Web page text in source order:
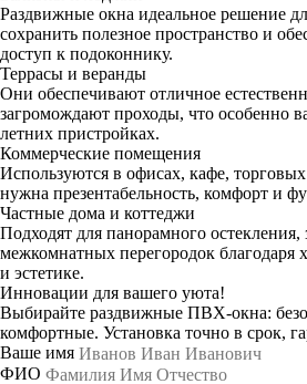
Раздвижные окна идеальное решение
сохранить полезное пространство и
доступ к подоконнику.
Террасы и веранды
Они обеспечивают отличное
загромождают проходы, что особенно
летних пристройках.
Коммерческие помещения
Используются в офисах, кафе,
нужна презентабельность, комфорт и
Частные дома и коттеджи
Подходят для панорамного
межкомнатных перегородок благодаря
и эстетике.
Инновации для вашего уюта!
Выбирайте раздвижные ПВХ-окна:
комфортные. Установка точно в срок,
Ваше имя
ФИО